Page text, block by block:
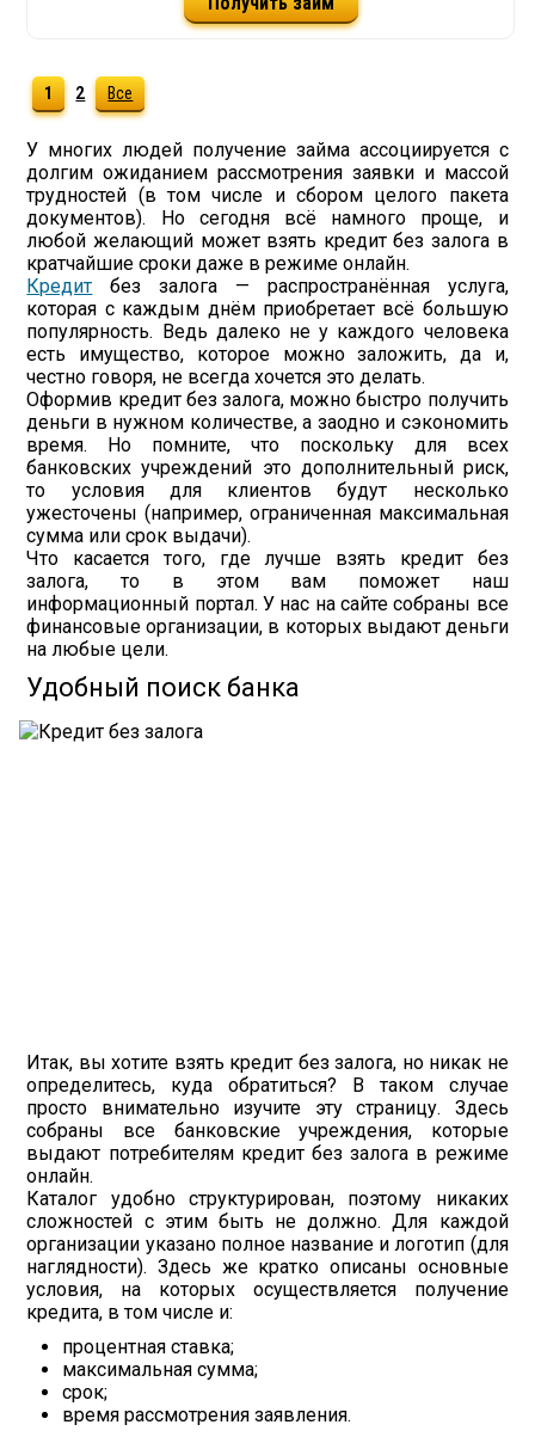
1 2 Все
У многих людей получение займа ассоциируется с
долгим ожиданием рассмотрения заявки и массой
трудностей (в том числе и сбором целого пакета
документов). Но сегодня всё намного проще, и
любой желающий может взять кредит без залога в
кратчайшие сроки даже в режиме онлайн.
Кредит без залога — распространённая услуга,
которая с каждым днём приобретает всё большую
популярность. Ведь далеко не у каждого человека
есть имущество, которое можно заложить, да и,
честно говоря, не всегда хочется это делать.
Оформив кредит без залога, можно быстро получить
деньги в нужном количестве, а заодно и сэкономить
время. Но помните, что поскольку для всех
банковских учреждений это дополнительный риск,
то условия для клиентов будут несколько
ужесточены (например, ограниченная максимальная
сумма или срок выдачи).
Что касается того, где лучше взять кредит без
залога, то в этом вам поможет наш
информационный портал. У нас на сайте собраны все
финансовые организации, в которых выдают деньги
на любые цели.
Удобный поиск банка
Итак, вы хотите взять кредит без залога, но никак не
определитесь, куда обратиться? В таком случае
просто внимательно изучите эту страницу. Здесь
собраны все банковские учреждения, которые
выдают потребителям кредит без залога в режиме
онлайн.
Каталог удобно структурирован, поэтому никаких
сложностей с этим быть не должно. Для каждой
организации указано полное название и логотип (для
наглядности). Здесь же кратко описаны основные
условия, на которых осуществляется получение
кредита, в том числе и:
процентная ставка;
максимальная сумма;
срок;
время рассмотрения заявления.